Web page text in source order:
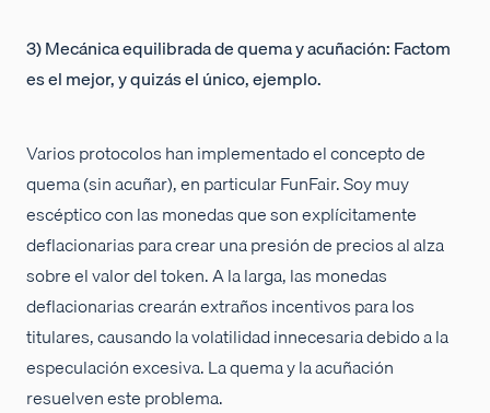
3) Mecánica equilibrada de quema y acuñación: Factom
es el mejor, y quizás el único, ejemplo.
Varios protocolos han implementado el concepto de
quema (sin acuñar), en particular FunFair. Soy muy
escéptico con las monedas que son explícitamente
deflacionarias para crear una presión de precios al alza
sobre el valor del token. A la larga, las monedas
deflacionarias crearán extraños incentivos para los
titulares, causando la volatilidad innecesaria debido a la
especulación excesiva. La quema y la acuñación
resuelven este problema.